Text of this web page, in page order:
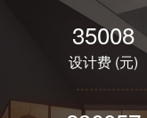
48123
设计费 (元)